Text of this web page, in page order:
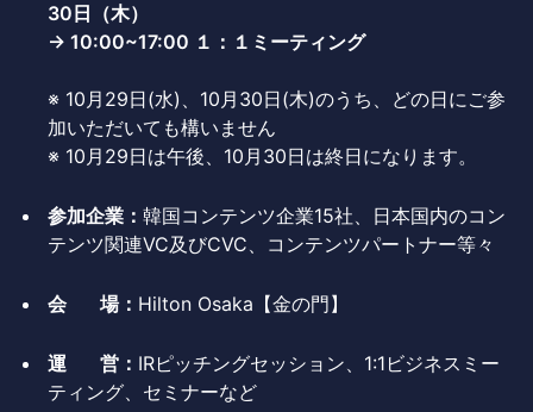
30日（木）
→ 10:00~17:00 １：１ミーティング
※ 10月29日(水)、10月30日(木)のうち、どの日にご参
加いただいても構いません
※ 10月29日は午後、10月30日は終日になります。
参加企業： 韓国コンテンツ企業15社、日本国内のコン
テンツ関連VC及びCVC、コンテンツパートナー等々
会 場： Hilton Osaka【金の門】
運 営： IRピッチングセッション、1:1ビジネスミー
ティング、セミナーなど